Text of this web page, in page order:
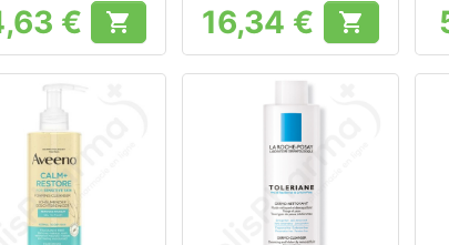
Prix
€  Prix
16,34 € 